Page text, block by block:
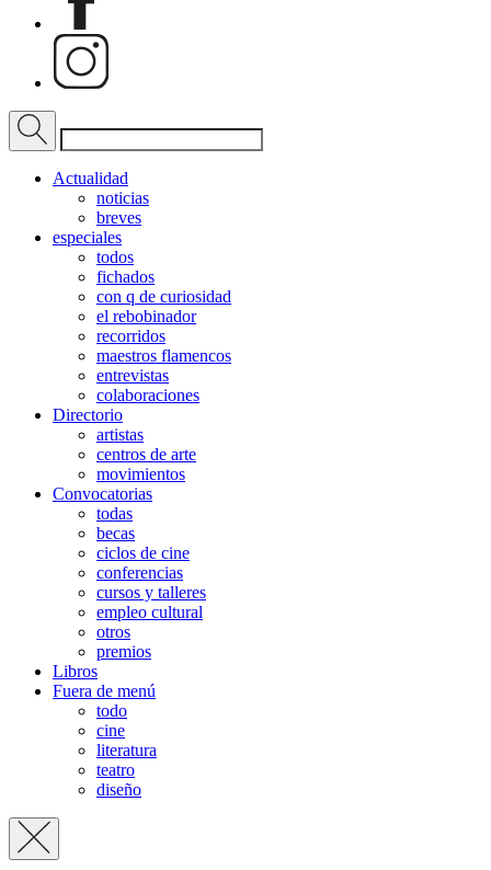
Actualidad
noticias
breves
especiales
todos
fichados
con q de curiosidad
el rebobinador
recorridos
maestros flamencos
entrevistas
colaboraciones
Directorio
artistas
centros de arte
movimientos
Convocatorias
todas
becas
ciclos de cine
conferencias
cursos y talleres
empleo cultural
otros
premios
Libros
Fuera de menú
todo
cine
literatura
teatro
diseño